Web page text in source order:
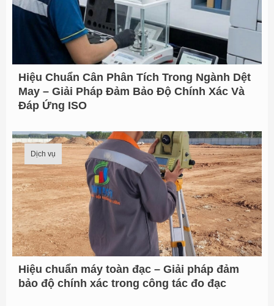
Hiệu Chuẩn Cân Phân Tích Trong Ngành Dệt
May – Giải Pháp Đảm Bảo Độ Chính Xác Và
Đáp Ứng ISO
Dịch vụ
Hiệu chuẩn máy toàn đạc – Giải pháp đảm
bảo độ chính xác trong công tác đo đạc